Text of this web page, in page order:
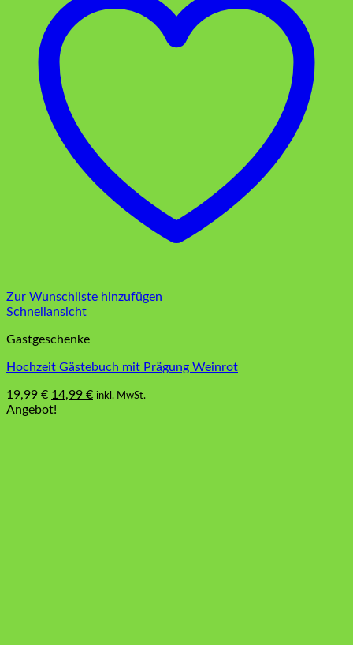
Zur Wunschliste hinzufügen
Schnellansicht
Gastgeschenke
Hochzeit Gästebuch mit Prägung Weinrot
19,99€ Ursprünglicher
Preis
14,99 €Aktueller
inkl. MwSt.
Angebot!